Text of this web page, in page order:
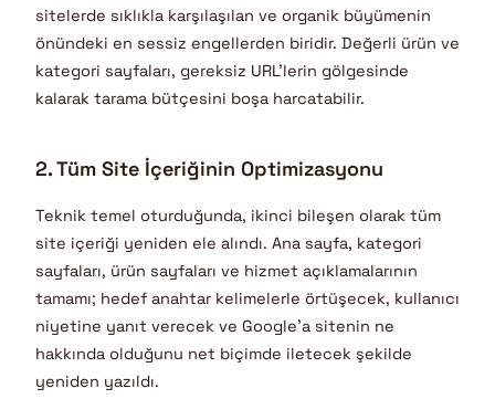
sitelerde sıklıkla karşılaşılan ve organik büyümenin
önündeki en sessiz engellerden biridir. Değerli ürün ve
kategori sayfaları, gereksiz URL’lerin gölgesinde
kalarak tarama bütçesini boşa harcatabilir.
2. Tüm Site İçeriğinin Optimizasyonu
Teknik temel oturduğunda, ikinci bileşen olarak tüm
site içeriği yeniden ele alındı. Ana sayfa, kategori
sayfaları, ürün sayfaları ve hizmet açıklamalarının
tamamı; hedef anahtar kelimelerle örtüşecek, kullanıcı
niyetine yanıt verecek ve Google’a sitenin ne
hakkında olduğunu net biçimde iletecek şekilde
yeniden yazıldı.